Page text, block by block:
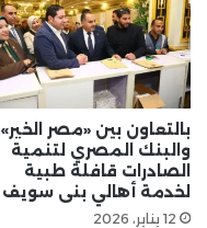
بالتعاون بين «مصر الخير»
والبنك المصري لتنمية
الصادرات قافلة طبية
لخدمة أهالي بنى سويف
12 يناير، 2026